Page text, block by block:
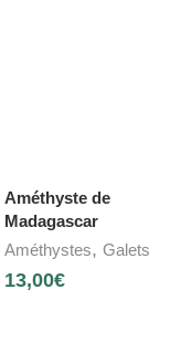
Améthyste de
Madagascar
Améthystes, Galets
13,00€